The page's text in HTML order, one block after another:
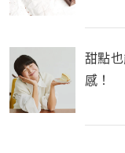
甜點
感！